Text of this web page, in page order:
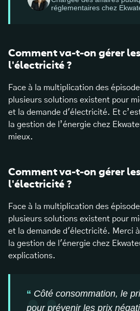
réglementaires chez
Comment va-t-on gérer
l'électricité ?
Face à la multiplication des
plusieurs solutions existent pour
et la demande d'électricité. Et
la gestion de l’énergie chez
mieux.
Comment va-t-on gérer
l'électricité ?
Face à la multiplication des
plusieurs solutions existent pour
et la demande d'électricité. Merci
la gestion de l'énergie chez
explications.
Côté consommation, le
pour prévenir les prix